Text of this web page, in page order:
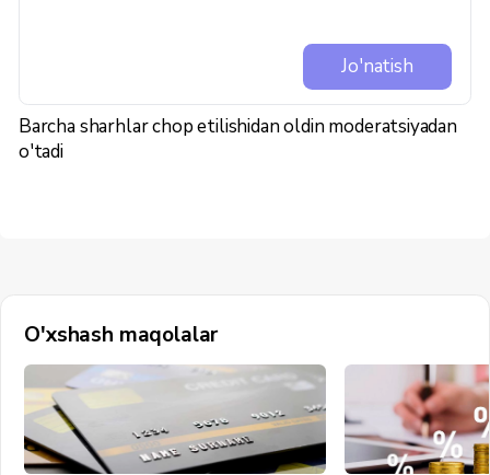
Jo'natish
Barcha sharhlar chop etilishidan oldin moderatsiyadan
o'tadi
O'xshash maqolalar